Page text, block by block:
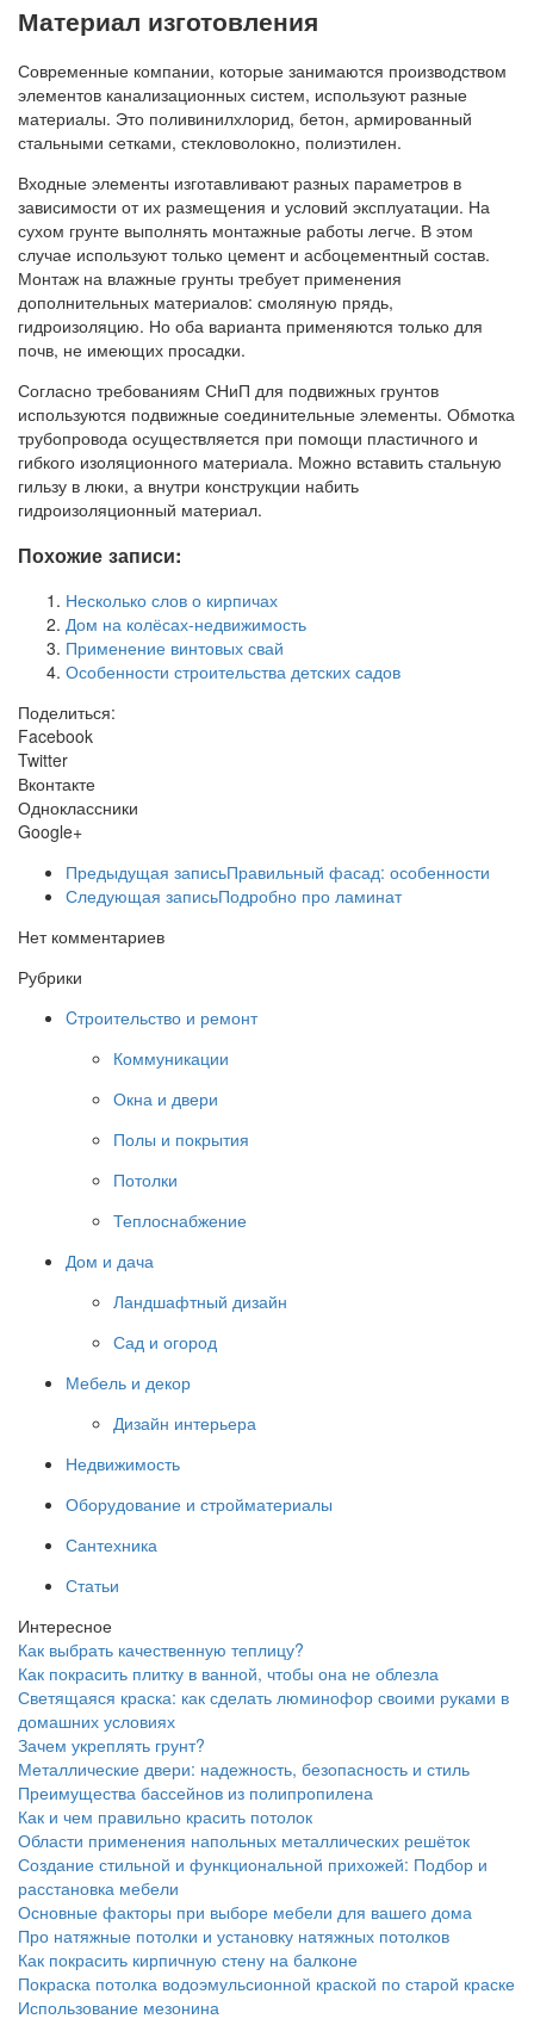
Материал изготовления
Современные компании, которые занимаются производством
элементов канализационных систем, используют разные
материалы. Это поливинилхлорид, бетон, армированный
стальными сетками, стекловолокно, полиэтилен.
Входные элементы изготавливают разных параметров в
зависимости от их размещения и условий эксплуатации. На
сухом грунте выполнять монтажные работы легче. В этом
случае используют только цемент и асбоцементный состав.
Монтаж на влажные грунты требует применения
дополнительных материалов: смоляную прядь,
гидроизоляцию. Но оба варианта применяются только для
почв, не имеющих просадки.
Согласно требованиям СНиП для подвижных грунтов
используются подвижные соединительные элементы. Обмотка
трубопровода осуществляется при помощи пластичного и
гибкого изоляционного материала. Можно вставить стальную
гильзу в люки, а внутри конструкции набить
гидроизоляционный материал.
Похожие записи:
Несколько слов о кирпичах
Дом на колёсах-недвижимость
Применение винтовых свай
Особенности строительства детских садов
Поделиться:
Facebook
Twitter
Вконтакте
Одноклассники
Google+
Предыдущая записьПравильный фасад: особенности
Следующая записьПодробно про ламинат
Нет комментариев
Рубрики
Cтроительство и ремонт
Коммуникации
Окна и двери
Полы и покрытия
Потолки
Теплоснабжение
Дом и дача
Ландшафтный дизайн
Сад и огород
Мебель и декор
Дизайн интерьера
Недвижимость
Оборудование и стройматериалы
Сантехника
Статьи
Интересное
Как выбрать качественную теплицу?
Как покрасить плитку в ванной, чтобы она не облезла
Светящаяся краска: как сделать люминофор своими руками в
домашних условиях
Зачем укреплять грунт?
Металлические двери: надежность, безопасность и стиль
Преимущества бассейнов из полипропилена
Как и чем правильно красить потолок
Области применения напольных металлических решёток
Создание стильной и функциональной прихожей: Подбор и
расстановка мебели
Основные факторы при выборе мебели для вашего дома
Про натяжные потолки и установку натяжных потолков
Как покрасить кирпичную стену на балконе
Покраска потолка водоэмульсионной краской по старой краске
Использование мезонина